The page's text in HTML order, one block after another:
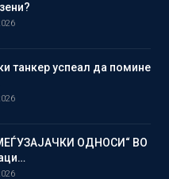
танкер успеал да помине
ОДНОСИ“ ВО